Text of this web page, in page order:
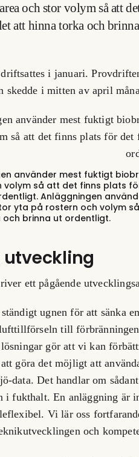
och stor volym så att
att hinna torka och
i januari.
skedde i mitten av april
använder mest fuktigt
volym så att det finns plats
Anläggningen
yta på rostern och volym
och brinna ut ordentligt.
utveckling
ett pågående
ugnen för att sänka
till
gör att vi kan
göra det möjligt att
data. Det handlar om
i fukthalt. En anläggning är
Vi lär oss
och